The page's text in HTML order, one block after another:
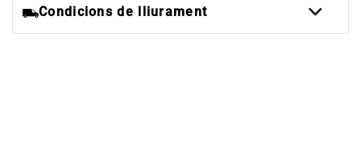
Condicions de lliurament